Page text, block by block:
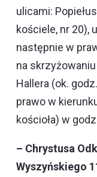
ulicami:
kościele, nr 20),
następnie w
na
Hallera (ok.
prawo w
kościoła) w
– Chrystusa
Wyszyńskiego